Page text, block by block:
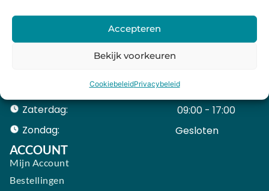
Accepteren
Bekijk voorkeuren
CookiebeleidPrivacybeleid09:00 - 18:00
Zaterdag:
09:00 - 17:00
Zondag:
Gesloten ​ ​ ​ ​ ​ ​ ​
ACCOUNT
Mijn Account
Bestellingen